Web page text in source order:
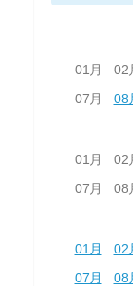
01月 02
07月
08
01月 02
07月
08
01月 02
07月
08